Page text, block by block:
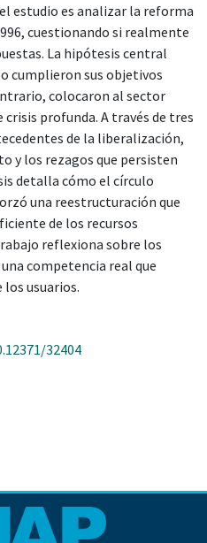
estudio es analizar la reforma
cuestionando si realmente
La hipótesis central
cumplieron sus objetivos
colocaron al sector
profunda. A través de tres
de la liberalización,
y los rezagos que persisten
detalla cómo el círculo
una reestructuración que
de los recursos
reflexiona sobre los
competencia real que
los usuarios.
32404